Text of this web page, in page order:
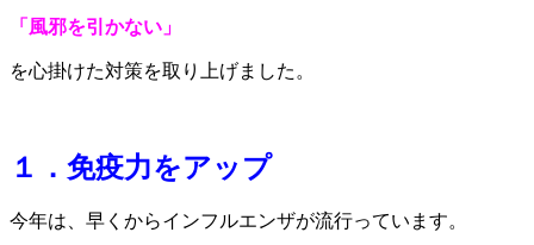
「風邪を引かない」
を心掛けた対策を取り上げました。
１．免疫力をアップ
今年は、早くからインフルエンザが流行っています。